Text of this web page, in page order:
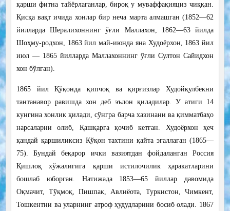
қарши фитна тайёрлаганлар, бироқ у муваффақияциз чиққан.
Қисқа вақт ичида хонлар бир неча марта алмашган (1852—62
йилларда Шералихоннинг ўғли Маллахон, 1862—63 йилда
Шоҳму-родхон, 1863 йил май-июнда яна Худоёрхон, 1863 йил
июл — 1865 йилларда Маллахоннинг ўғли Султон Сайидхон
хон бўлган).
1865 йил Қўқонда қипчоқ ва қирғизлар Худойқулбекни
тантанавор равишда хон деб эълон қиладилар. У атиги 14
кунгина хонлик қилади, сўнгра барча хазинани ва қимматбаҳо
нарсаларни олиб, Қашқарга қочиб кетган. Худоёрхон ҳеч
қандай қаршиликсиз Қўқон тахтини қайта эгаллаган (1865—
75). Бундай беқарор ички вазиятдан фойдаланган Россия
Қишлоқ хўжалигига қарши истилочилик ҳаракатларини
бошлаб юборган. Натижада 1853—65 йиллар давомида
Оқмачит, Тўқмоқ, Пишпак, Авлиёота, Туркистон, Чимкент,
Тошкентни ва уларнинг атроф ҳудудларини босиб олади. 1867